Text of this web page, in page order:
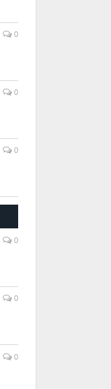
0
0
0
0
0
0